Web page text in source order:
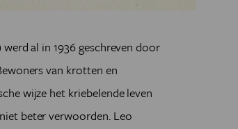
al in 1936 geschreven door
van krotten en
wijze het kriebelende leven
beter verwoorden. Leo